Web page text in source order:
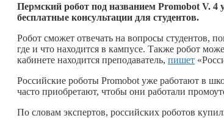
Пермский робот под названием Promobot V. 4
бесплатные консультации для студентов.
Робот сможет отвечать на вопросы студентов,
где и что находится в кампусе. Также робот
кабинете находится преподаватель, пишет
Российские роботы Promobot уже работают в
часто приобретают, чтобы они работали
По словам экспертов, российских роботов